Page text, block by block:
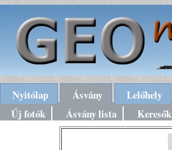
Nyitólap Ásvány Lelőhely
Új fotók
Ásvány lista Keresők